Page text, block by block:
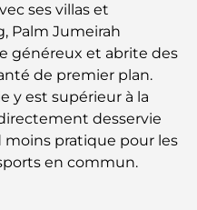
: la nouvelle destination
Dubaï
chères jamais vendues
pour les parents
ses villas et
Palm Jumeirah
généreux et abrite des
de premier plan.
y est supérieur à la
desservie
moins pratique pour les
en commun.